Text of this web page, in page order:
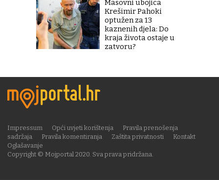
Masovni ubojica
Krešimir Pahoki
optužen za 13
kaznenih djela: Do
kraja života ostaje u
zatvoru?
Copyright © Mojportal 2020. Sva prava pridržana.
Impressum Opći uvjeti korištenja
Pravila prenošenja
sadržaja
Pravila komentiranja Zaštita privatnosti
Kontakt
Oglašavanje